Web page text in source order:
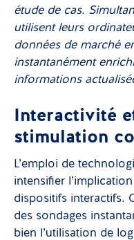
étude de cas.
utilisent leurs
données de marché
instantanément
informations
Interactivité
stimulation
L’emploi de
intensifier
dispositifs interactifs.
des sondages
bien l’utilisation de